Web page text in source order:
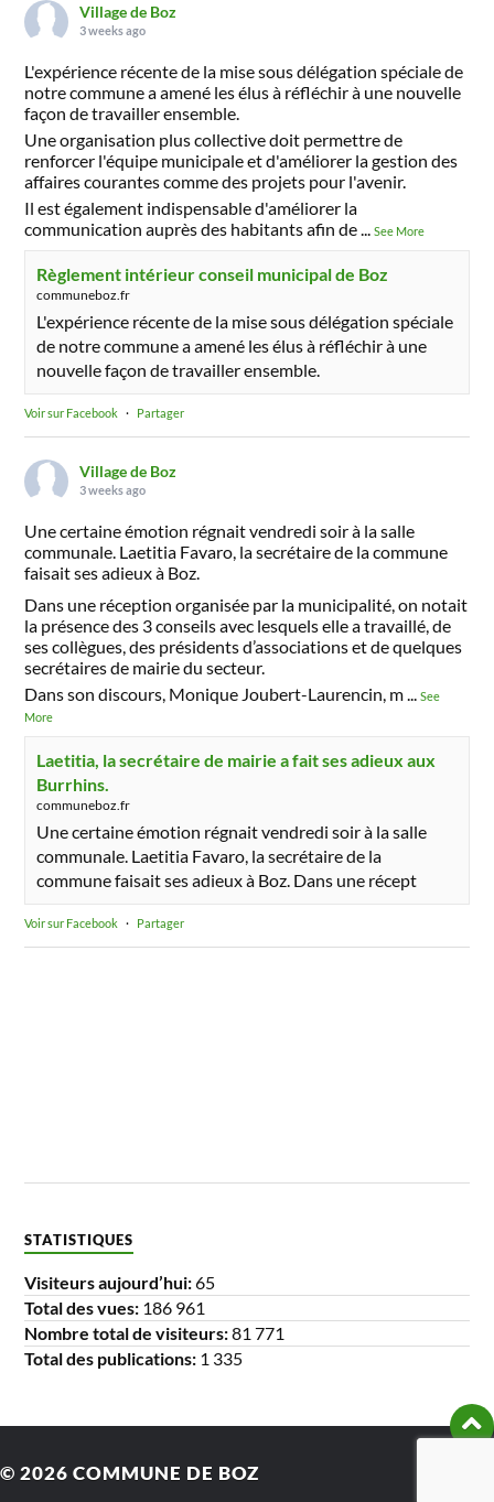
Village de Boz
3 weeks ago
L'expérience récente de la mise sous délégation spéciale de
notre commune a amené les élus à réfléchir à une nouvelle
façon de travailler ensemble.
Une organisation plus collective doit permettre de
renforcer l'équipe municipale et d'améliorer la gestion des
affaires courantes comme des projets pour l'avenir.
Il est également indispensable d'améliorer la
communication auprès des habitants afin de
...See More
Règlement intérieur conseil municipal de Boz
communeboz.fr
L'expérience récente de la mise sous délégation spéciale
de notre commune a amené les élus à réfléchir à une
nouvelle façon de travailler ensemble.
Voir sur Facebook · Partager
Village de Boz
3 weeks ago
Une certaine émotion régnait vendredi soir à la salle
communale. Laetitia Favaro, la secrétaire de la commune
faisait ses adieux à Boz.
Dans une réception organisée par la municipalité, on notait
la présence des 3 conseils avec lesquels elle a travaillé, de
ses collègues, des présidents d’associations et de quelques
secrétaires de mairie du secteur.
Dans son discours, Monique Joubert-Laurencin, m
...See
More
Laetitia, la secrétaire de mairie a fait ses adieux aux
Burrhins.
communeboz.fr
Une certaine émotion régnait vendredi soir à la salle
communale. Laetitia Favaro, la secrétaire de la
commune faisait ses adieux à Boz. Dans une récept
Voir sur Facebook · Partager
STATISTIQUES
Visiteurs aujourd’hui:65
Total des vues: 186 961
Nombre total de visiteurs:81 771
Total des publications: 1 335
© 2026 COMMUNE DE BOZ